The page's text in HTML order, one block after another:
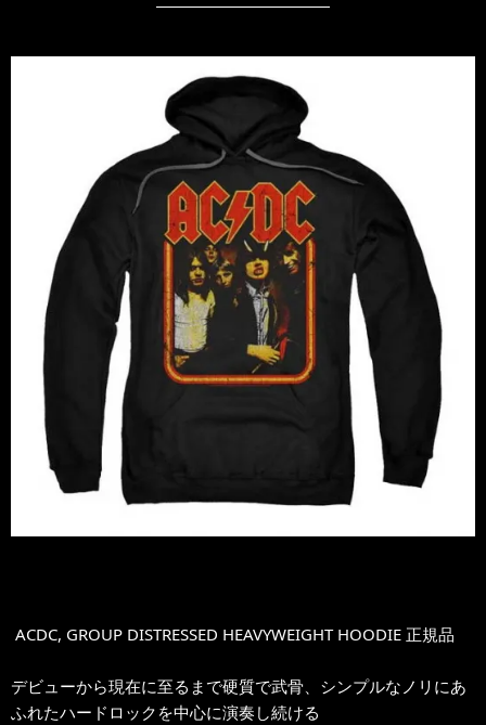
ACDC, GROUP DISTRESSED HEAVYWEIGHT HOODIE 正規品
デビューから現在に至るまで硬質で武骨、シンプルなノリにあ
ふれたハードロックを中心に演奏し続ける